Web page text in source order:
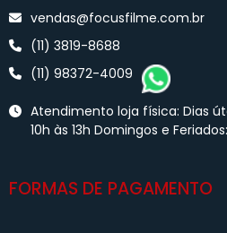
vendas@focusfilme.com.br
(11) 3819-8688
(11) 98372-4009
Atendimento loja física: Dias
10h às 13h Domingos e
FORMAS DE PAGAMENTO